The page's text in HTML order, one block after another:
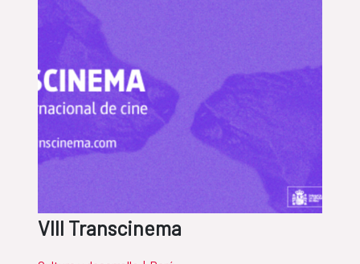
VIII Transcinema